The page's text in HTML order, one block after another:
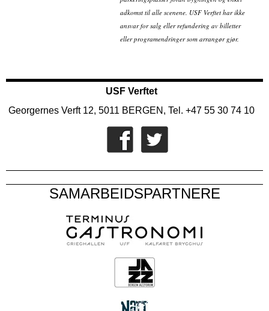
adkomst til alle scenene. USF Verftet har ikke
ansvar for salg eller refundering av billetter
eller programendringer som arrangør gjør.
USF Verftet
Georgernes Verft 12, 5011 BERGEN, Tel. +47 55 30 74 10
SAMARBEIDSPARTNERE